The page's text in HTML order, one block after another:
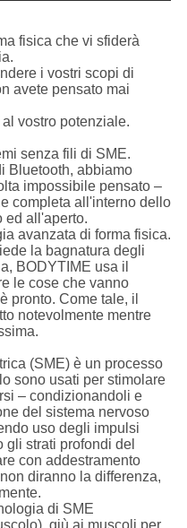
fisica che vi sfiderà
i vostri scopi di
avete pensato mai
vostro potenziale.
senza fili di SME.
Bluetooth, abbiamo
impossibile pensato –
completa all'interno dello
ed all'aperto.
avanzata di forma fisica.
la bagnatura degli
BODYTIME usa il
le cose che vanno
pronto. Come tale, il
notevolmente mentre
(SME) è un processo
sono usati per stimolare
– condizionandoli e
del sistema nervoso
uso degli impulsi
strati profondi del
con addestramento
diranno la differenza,
di SME